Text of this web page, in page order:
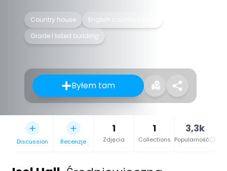
Country house
English country house
Grade I listed building
Byłem tam
Discussion Recenzje
1
Zdjęcia
1
Collections
3,3k
Popularność